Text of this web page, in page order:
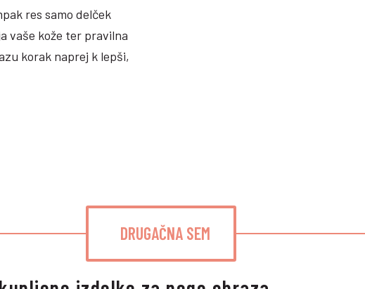
res samo delček
vaše kože ter pravilna
korak naprej k lepši,
DRUGAČNA SEM